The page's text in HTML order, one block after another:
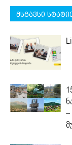
მსგავსი